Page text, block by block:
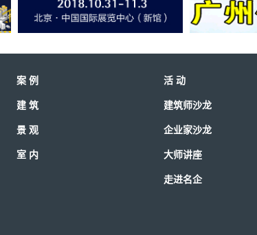
案 例
建 筑
景 观
室 内
活 动
建筑师沙龙
企业家沙龙
大师讲座
走进名企